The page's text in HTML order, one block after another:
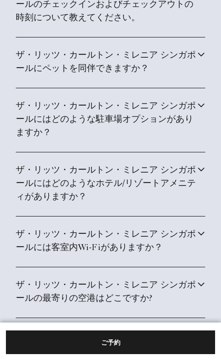
ご予約
ールのチェックインおよびチェックアウトの
時刻について教えてください。
ザ・リッツ・カールトン・ミレニア シンガポ
ールにペットを同伴できますか？
ザ・リッツ・カールトン・ミレニア シンガポ
ールにはどのような駐車場オプションがあり
ますか？
ザ・リッツ・カールトン・ミレニア シンガポ
ールにはどのようなホテル/リゾートアメニテ
ィがありますか？
ザ・リッツ・カールトン・ミレニア シンガポ
ールには客室内Wi-Fiがありますか？
ザ・リッツ・カールトン・ミレニア シンガポ
ールの最寄りの空港はどこですか?